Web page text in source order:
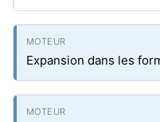
Expansion dans les